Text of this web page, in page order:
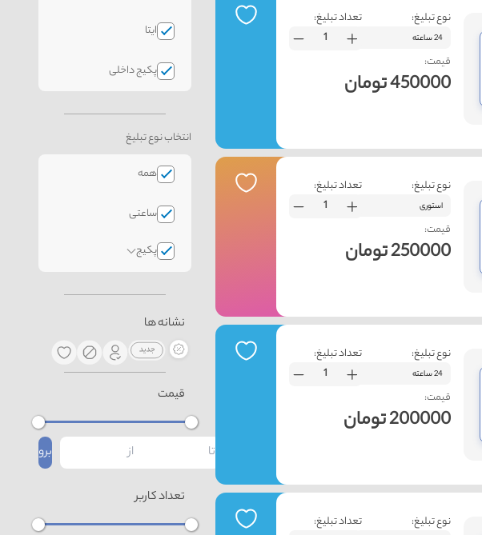
ایتا
پکیج داخلی
انتخاب نوع تبلیغ
همه
ساعتی
پکیج
نشانه ها
قیمت
برو
تعداد کاربر
نوع تبلیغ:
24 ساعته
تعداد تبلیغ:
قیمت:
450000 تومان
نوع تبلیغ:
استوری
تعداد تبلیغ:
قیمت:
250000 تومان
نوع تبلیغ:
24 ساعته
تعداد تبلیغ:
قیمت:
200000 تومان
نوع تبلیغ: تعداد تبلیغ: